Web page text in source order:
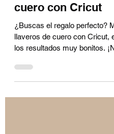
Cómo hacer
cuero con Cricut
¿Buscas el regalo perfecto?
llaveros de cuero con Cricut,
los resultados muy bonitos.